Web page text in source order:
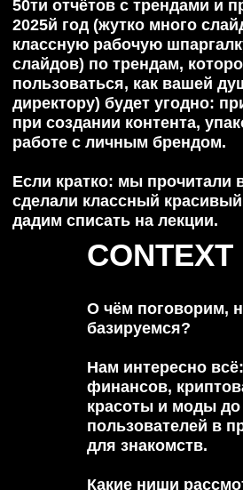
Нам интересно всё: от
финансов, криптовалюты,
красоты и моды до поведения
пользователей в приложениях
для знакомств.
Какие ниши рассмотрим
подробно? Моду и искусство,
спорт и бьюти, общество и
культуру, HoReCу и велнес,
маркетинг и AI.
Собрали для вас
структурированную выжимку и
отдельно выделили тренды, на
которые точно нужно обратить
внимание, чтобы оставаться
востребованными в
ближайшем будущем.
[Какой формат?]
Онлайн-встреча с командой
агентства, детализированная
презентация с топ-трендами
по ключевым нишам и wow-
примерами. Обсудим, чего
хотят потребители сегодня,
как применять тренды в
«будущее, которое уже
AGENDA